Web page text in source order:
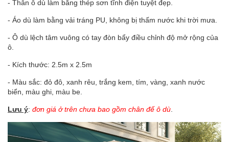
- Thân ô dù làm bằng thép sơn tĩnh điện tuyệt đẹp.
- Áo dù làm bằng vải tráng PU, không bị thấm nước khi trời mưa.
- Ô dù lệch tâm vuông có tay đòn bẩy điều chỉnh độ mở rộng của
ô.
- Kích thước: 2.5m x 2.5m
- Màu sắc: đỏ đô, xanh rêu, trắng kem, tím, vàng, xanh nước
biển, màu ghi, màu be.
Lưu ý: đơn giá ở trên chưa bao gồm chân đế ô dù